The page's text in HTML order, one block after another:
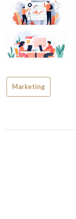
Marketing